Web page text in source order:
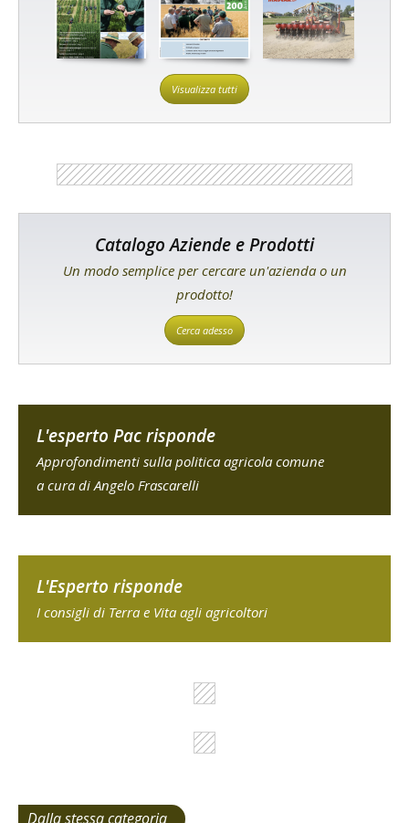
Visualizza tutti
Catalogo Aziende e Prodotti
Un modo semplice per cercare un'azienda o un
prodotto!
Cerca adesso
L'esperto Pac risponde
Approfondimenti sulla politica agricola comune
a cura di Angelo Frascarelli
L'Esperto risponde
I consigli di Terra e Vita agli agricoltori
Dalla stessa categoria